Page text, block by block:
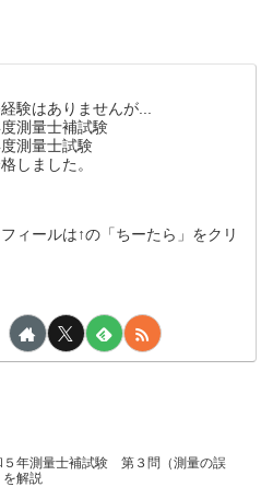
験はありませんが...
度測量士補試験
度測量士試験
しました。
ィールは↑の「ちーたら」をクリ
５年測量士補試験 第３問（測量の誤
を解説